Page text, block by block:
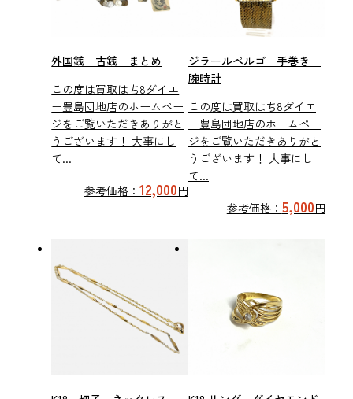
外国銭 古銭 まとめ
この度は買取はち8ダイエ
ー豊島団地店のホームペー
ジをご覧いただきありがと
うございます！ 大事にし
て...
参考価格： 12,000円
ジラールペルゴ 手巻き
腕時計
この度は買取はち8ダイエ
ー豊島団地店のホームペー
ジをご覧いただきありがと
うございます！ 大事にし
て...
参考価格： 5,000円